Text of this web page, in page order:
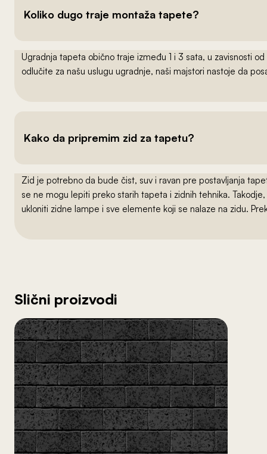
Koliko dugo traje montaža tapete?
Ugradnja tapeta obično traje između 1 i 3 sata, u zavisnosti
odlučite za našu uslugu ugradnje, naši majstori nastoje da
Kako da pripremim zid za tapetu?
Zid je potrebno da bude čist, suv i ravan pre postavljanja
se ne mogu lepiti preko starih tapeta i zidnih tehnika.
ukloniti zidne lampe i sve elemente koji se nalaze na zidu.
Slični proizvodi